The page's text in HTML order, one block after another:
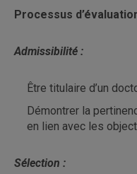
Processus
Admissibilité :
Être titulaire d’un
Démontrer la
en lien avec les
Sélection :